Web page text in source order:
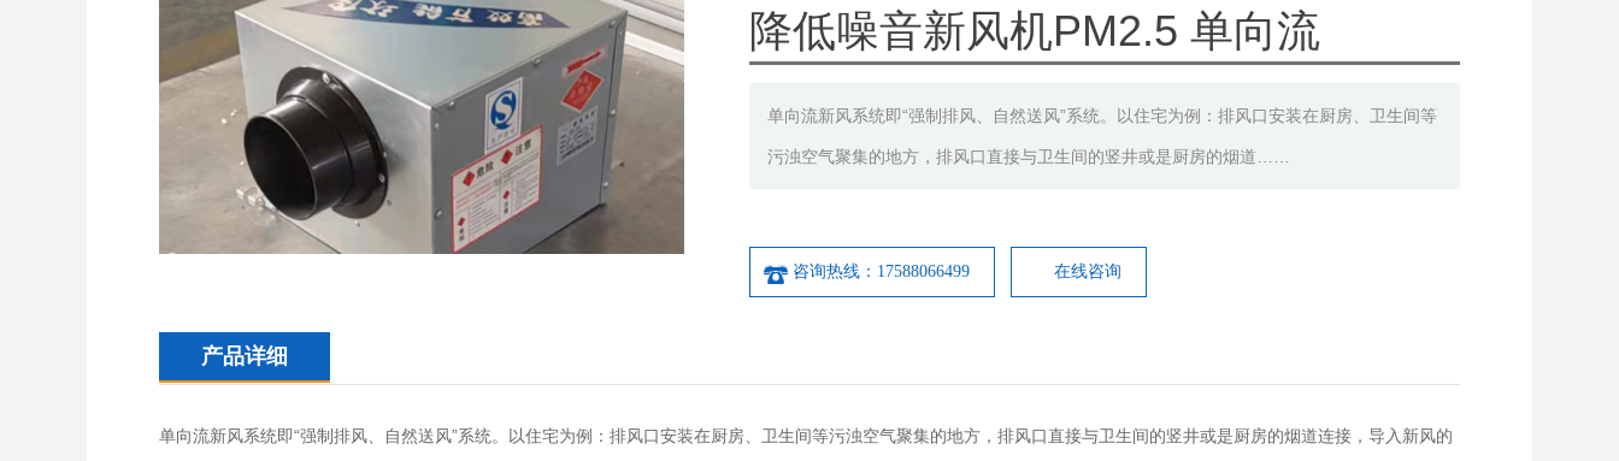
降低噪音新风机PM2.5 单向流
单向流新风系统即“强制排风、自然送风”系统。以住宅为例：排风口安装在厨房、卫生间等
污浊空气聚集的地方，排风口直接与卫生间的竖井或是厨房的烟道……
咨询热线：17588066499 在线咨询
产品详细
单向流新风系统即“强制排风、自然送风”系统。以住宅为例：排风口安装在厨房、卫生间等污浊空气聚集的地方，排风口直接与卫生间的竖井或是厨房的烟道连接，导入新风的